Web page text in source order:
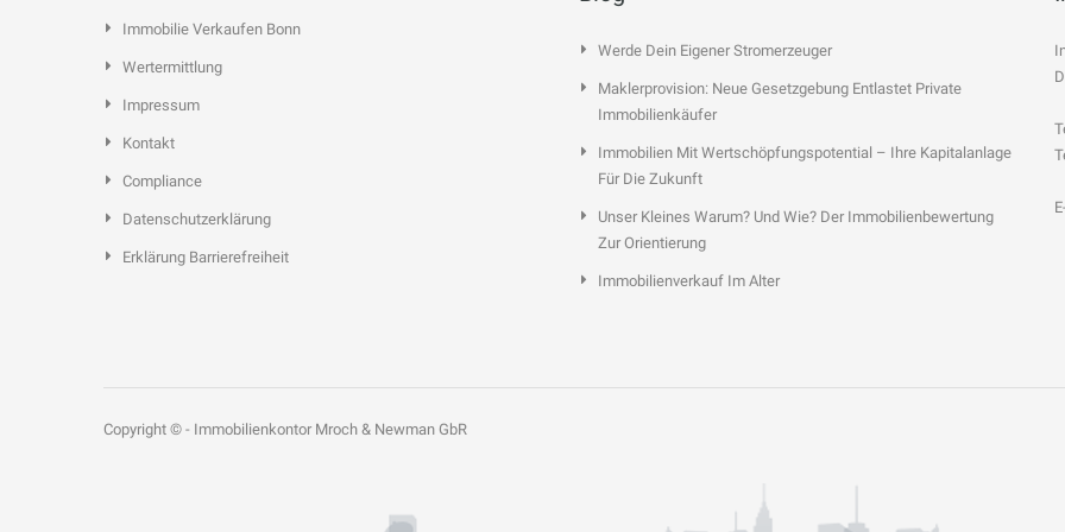
Immobilie Verkaufen Bonn
Wertermittlung
Impressum
Kontakt
Compliance
Datenschutzerklärung
Erklärung Barrierefreiheit
Werde Dein Eigener Stromerzeuger
Maklerprovision: Neue Gesetzgebung Entlastet Private
Immobilienkäufer
Immobilien Mit Wertschöpfungspotential – Ihre Kapitalanlage
Für Die Zukunft
Unser Kleines Warum? Und Wie? Der Immobilienbewertung
Zur Orientierung
Immobilienverkauf Im Alter
Copyright © - Immobilienkontor Mroch & Newman GbR